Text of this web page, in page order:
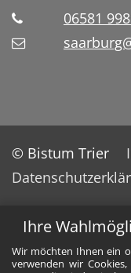
Ihre
Wir möchten Ihnen ein
verwenden wir
06581
© Bistum Trier